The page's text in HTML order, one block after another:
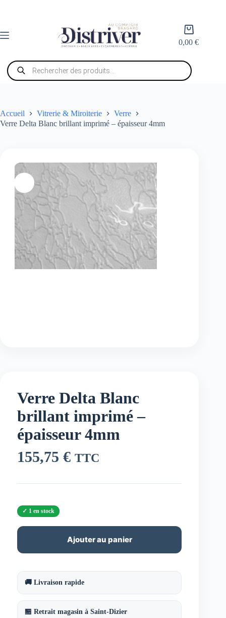
Panier
d’achat
0,00€
Recherche
de
produits
Accueil Vitrerie & Miroiterie
Verre
Verre Delta Blanc brillant imprimé – épaisseur 4mm
Verre Delta Blanc
brillant imprimé –
épaisseur 4mm
155,75 € TTC
1 en stock
Ajouter au panier
🚚 Livraison rapide
🏪 Retrait magasin à Saint-Dizier